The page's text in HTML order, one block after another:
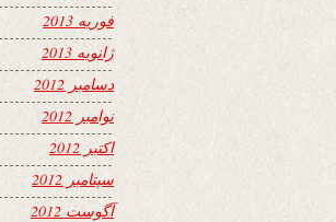
فوریه 2013
ژانویه 2013
دسامبر 2012
نوامبر 2012
اکتبر 2012
سپتامبر 2012
آگوست 2012